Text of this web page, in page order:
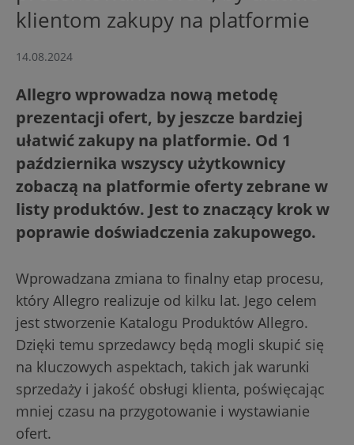
klientom zakupy na platformie
14.08.2024
Allegro wprowadza nową metodę
prezentacji ofert, by jeszcze bardziej
ułatwić zakupy na platformie. Od 1
października wszyscy użytkownicy
zobaczą na platformie oferty zebrane w
listy produktów. Jest to znaczący krok w
poprawie doświadczenia zakupowego.
Wprowadzana zmiana to finalny etap procesu,
który Allegro realizuje od kilku lat. Jego celem
jest stworzenie Katalogu Produktów Allegro.
Dzięki temu sprzedawcy będą mogli skupić się
na kluczowych aspektach, takich jak warunki
sprzedaży i jakość obsługi klienta, poświęcając
mniej czasu na przygotowanie i wystawianie
ofert.